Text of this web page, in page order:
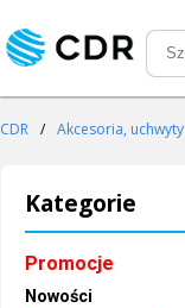
CDR / Akcesoria, uchwyty
Kategorie
Promocje
Nowości